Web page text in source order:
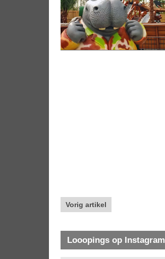
Vorig artikel
Looopings op Instagram